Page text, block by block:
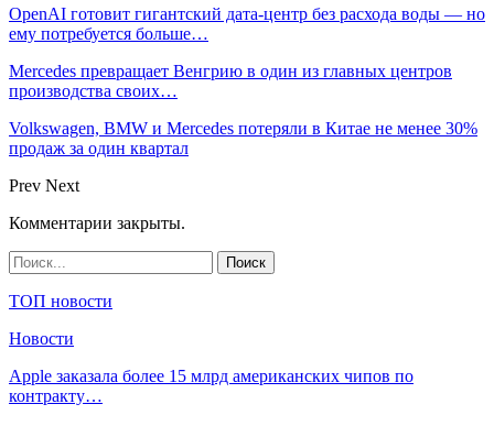
OpenAI готовит гигантский дата-центр без расхода воды — но
ему потребуется больше…
Mercedes превращает Венгрию в один из главных центров
производства своих…
Volkswagen, BMW и Mercedes потеряли в Китае не менее 30%
продаж за один квартал
Prev Next
Комментарии закрыты.
ТОП новости
Новости
Apple заказала более 15 млрд американских чипов по
контракту…